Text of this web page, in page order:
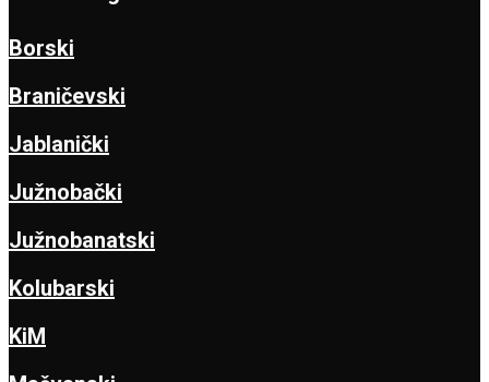
Borski
Braničevski
Jablanički
Južnobački
Južnobanatski
Kolubarski
KiM